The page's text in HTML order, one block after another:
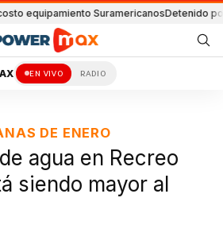
SuramericanosDetenido por
EN VIVO RADIO
DE ENERO
agua en Recreo
siendo mayor al